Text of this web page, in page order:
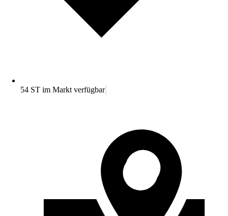
54 ST im Markt verfügbar